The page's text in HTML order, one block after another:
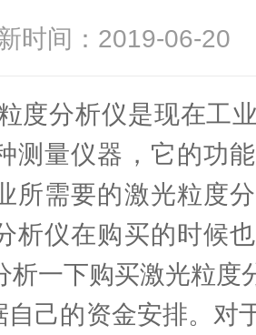
时间：2019-06-
度分析仪是现在工
测量仪器，它的功
所需要的激光粒度
析仪在购买的时候
析一下购买激光粒度
自己的资金安排。对